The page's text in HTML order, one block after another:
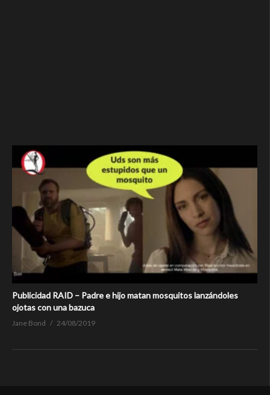
Publicidad RAID – Padre e hijo matan mosquitos lanzándoles
ojotas con una bazuca
Jane Bond 24/08/2019